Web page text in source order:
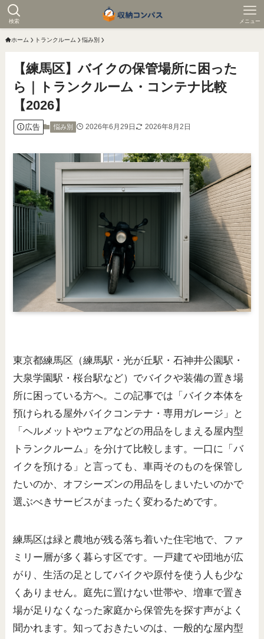
検索 メニュー
ホーム トランクルーム 悩み別
【練馬区】バイクの保管場所に困った
ら｜トランクルーム・コンテナ比較
【2026】
広告 悩み別 2026年6月29日 2026年8月2日
東京都練馬区（練馬駅・光が丘駅・石神井公園駅・
大泉学園駅・桜台駅など）でバイクや装備の置き場
所に困っている方へ。この記事では「バイク本体を
預けられる屋外バイクコンテナ・専用ガレージ」と
「ヘルメットやウェアなどの用品をしまえる屋内型
トランクルーム」を分けて比較します。一口に「バ
イクを預ける」と言っても、車両そのものを保管し
たいのか、オフシーズンの用品をしまいたいのかで
選ぶべきサービスがまったく変わるためです。
練馬区は緑と農地が残る落ち着いた住宅地で、ファ
ミリー層が多く暮らす区です。一戸建てや団地が広
がり、生活の足としてバイクや原付を使う人も少な
くありません。庭先に置けない世帯や、増車で置き
場が足りなくなった家庭から保管先を探す声がよく
聞かれます。知っておきたいのは、一般的な屋内型